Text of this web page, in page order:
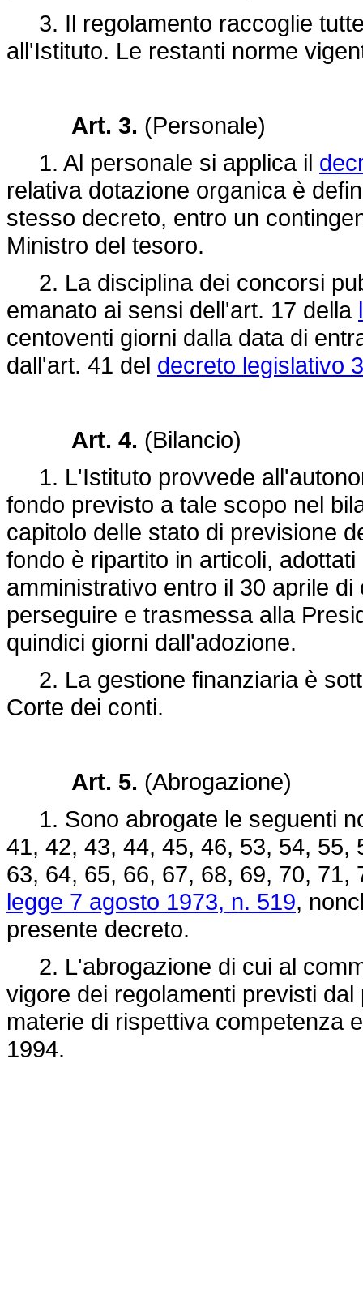
3. Il regolamento raccoglie
all'Istituto. Le restanti norme
Art. 3. (Personale)
1. Al personale si applica il
relativa dotazione organica è
stesso decreto, entro un
Ministro del tesoro.
2. La disciplina dei concorsi
emanato ai sensi dell'art. 17 della
centoventi giorni dalla data di
dall'art. 41 del decreto legislativo
Art. 4. (Bilancio)
1. L'Istituto provvede
fondo previsto a tale scopo nel
capitolo delle stato di previsione
fondo è ripartito in articoli,
amministrativo entro il 30 aprile
perseguire e trasmessa alla
quindici giorni dall'adozione.
2. La gestione finanziaria è
Corte dei conti.
Art. 5. (Abrogazione)
1. Sono abrogate le seguenti
41, 42, 43, 44, 45, 46, 53, 54, 55,
63, 64, 65, 66, 67, 68, 69, 70,
legge 7 agosto 1973, n. 519,
presente decreto.
2. L'abrogazione di cui al
vigore dei regolamenti previsti
materie di rispettiva competenza
1994.